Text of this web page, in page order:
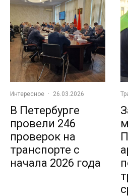
Интересное · 26.03.2026
В Петербурге
провели 246
проверок на
транспорте с
начала 2026 года